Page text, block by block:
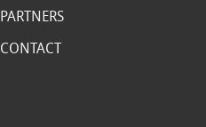
PARTNERS
CONTACT